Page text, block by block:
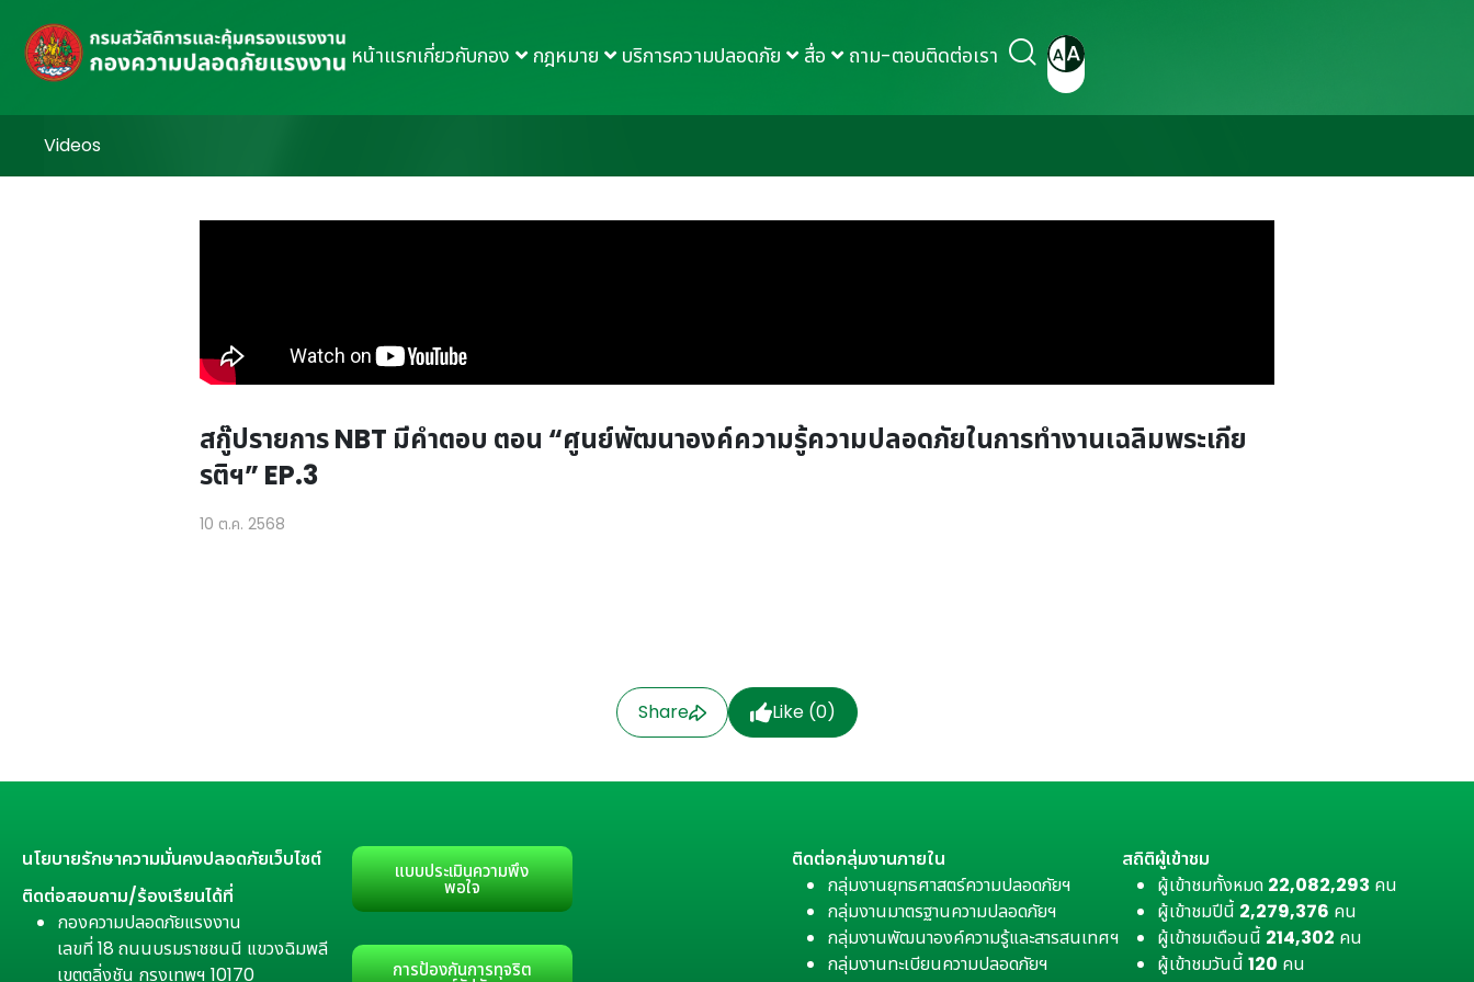
หน้าแรกเกี่ยวกับกอง กฎหมาย บริการความปลอดภัย สื่อ ถาม-ตอบติดต่อเรา
Videos
สกู๊ปรายการ NBT มีคำตอบ ตอน “ศูนย์พัฒนาองค์ความรู้ความปลอดภัยในการทำงานเฉลิมพระเกีย
รติฯ” EP.3
10 ต.ค. 2568
Share Like (0)
นโยบายรักษาความมั่นคงปลอดภัยเว็บไซต์
ติดต่อสอบถาม/ร้องเรียนได้ที่
กองความปลอดภัยแรงงาน
เลขที่ 18 ถนนบรมราชชนนี แขวงฉิมพลี
เขตตลิ่งชัน กรุงเทพฯ 10170
แบบประเมินความพึง
พอใจ
การป้องกันการทุจริต
ติดต่อกลุ่มงานภายใน
กลุ่มงานยุทธศาสตร์ความปลอดภัยฯ
กลุ่มงานมาตรฐานความปลอดภัยฯ
กลุ่มงานพัฒนาองค์ความรู้และสารสนเทศฯ
กลุ่มงานทะเบียนความปลอดภัยฯ
สถิติผู้เข้าชม
ผู้เข้าชมทั้งหมด 22,082,293 คน
ผู้เข้าชมปีนี้ 2,279,376 คน
ผู้เข้าชมเดือนนี้ 214,302 คน
ผู้เข้าชมวันนี้120 คน